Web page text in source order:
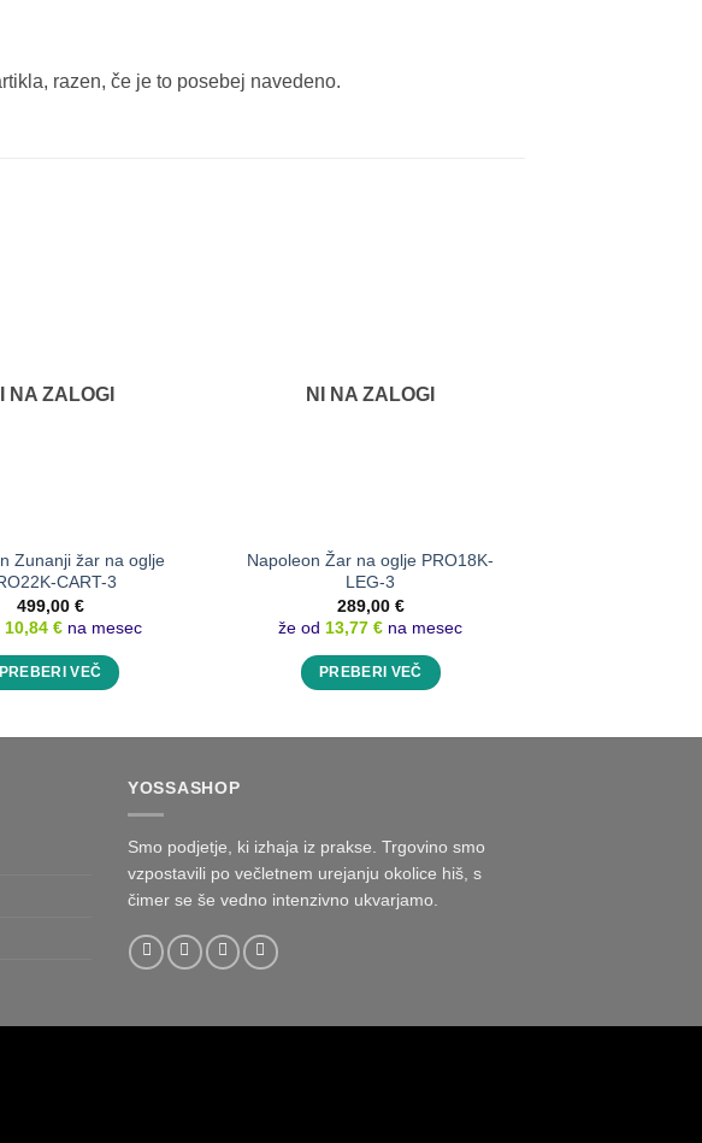
razen, če je to posebej navedeno.
NA ZALOGI
Zunanji žar na oglje
CART-3
499,00 €
10,84 € na mesec
PREBERI VEČ
NI NA ZALOGI
Napoleon Žar na oglje PRO18K-
LEG-3
289,00 €
že od 13,77 € na mesec
PREBERI VEČ
YOSSASHOP
Smo podjetje, ki izhaja iz prakse. Trgovino smo
vzpostavili po večletnem urejanju okolice hiš, s
čimer se še vedno intenzivno ukvarjamo.